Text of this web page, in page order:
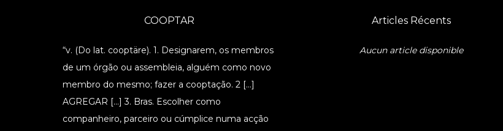
COOPTAR
“v. (Do lat. cooptäre). 1. Designarem, os membros
de um órgão ou assembleia, alguém como novo
membro do mesmo; fazer a cooptação. 2 […]
AGREGAR […] 3. Bras. Escolher como
companheiro, parceiro ou cúmplice numa acção
Articles Récents
Aucun article disponible